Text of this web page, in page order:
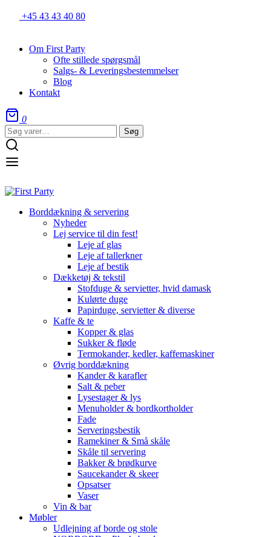
+45 43 43 40 80
Om First Party
Ofte stillede spørgsmål
Salgs- & Leveringsbestemmelser
Blog
Kontakt
0
Søg
efter:
Søg
Borddækning & servering
Nyheder
Lej service til din fest!
Leje af glas
Leje af tallerkner
Leje af bestik
Dækketøj & tekstil
Stofduge & servietter, hvid damask
Kulørte duge
Papirduge, servietter & diverse
Kaffe & te
Kopper & glas
Sukker & fløde
Termokander, kedler, kaffemaskiner
Øvrig borddækning
Kander & karafler
Salt & peber
Lysestager & lys
Menuholder & bordkortholder
Fade
Serveringsbestik
Ramekiner & Små skåle
Skåle til servering
Bakker & brødkurve
Saucekander & skeer
Opsatser
Vaser
Vin & bar
Møbler
Udlejning af borde og stole